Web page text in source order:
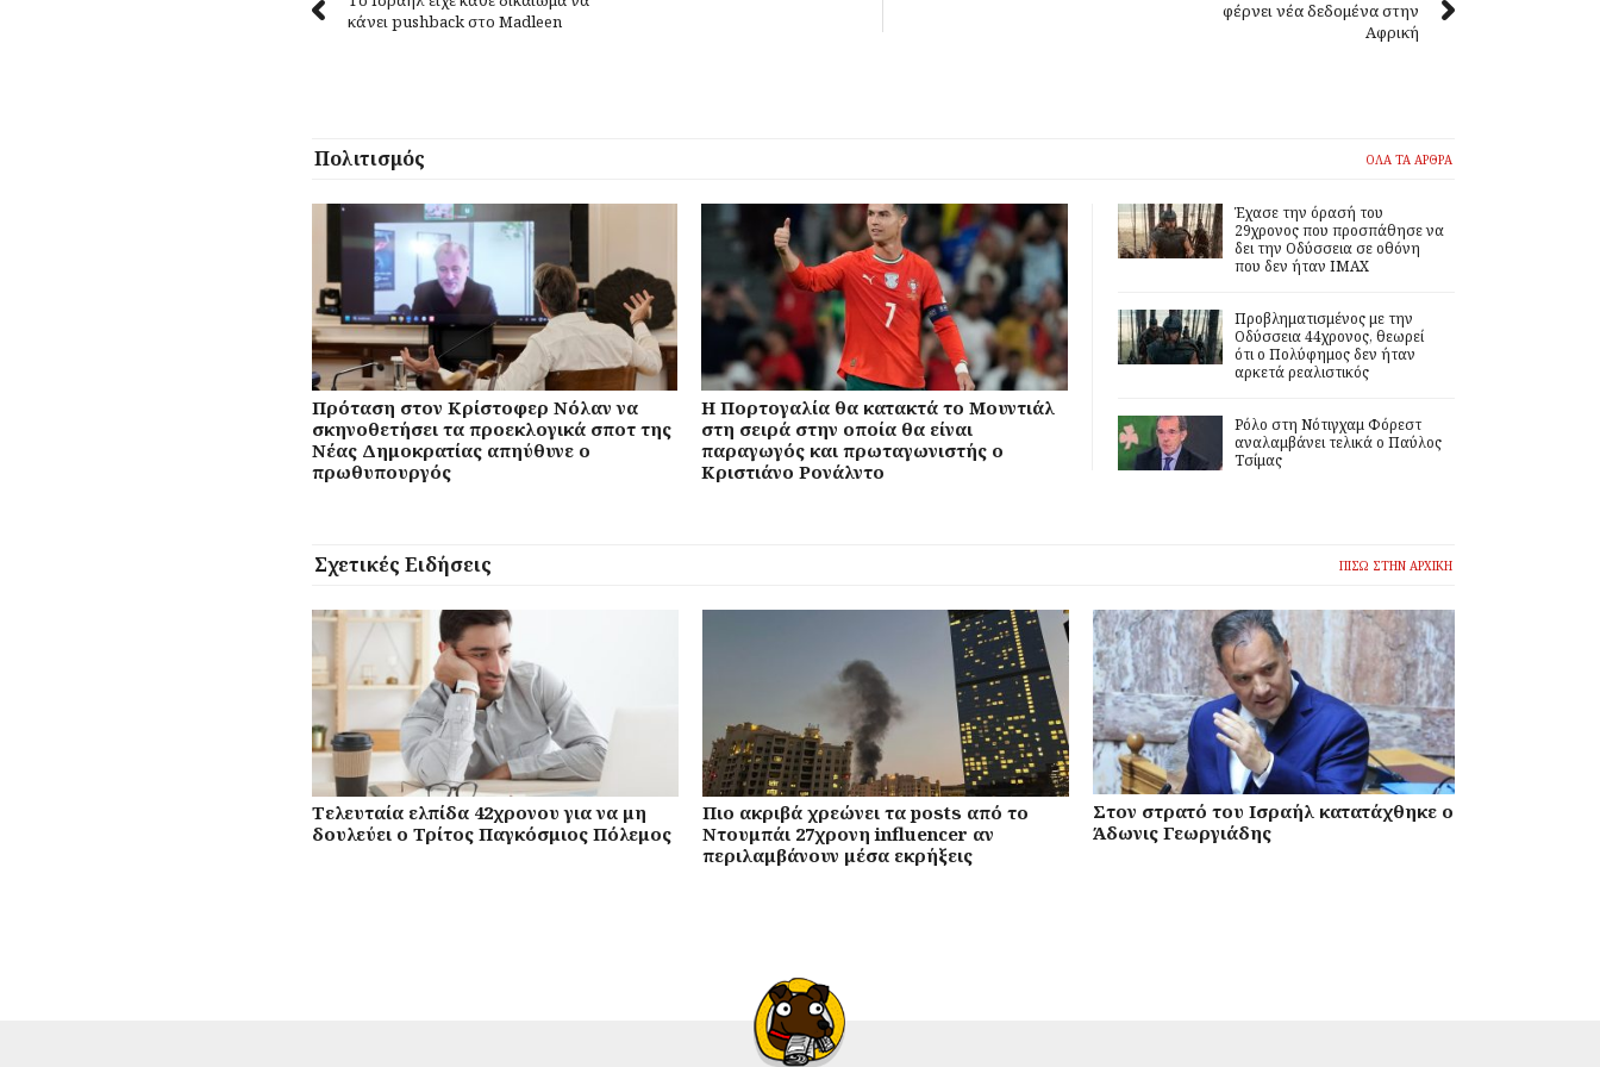
κάνει pushback στο Madleen
φέρνει νέα δεδομένα στην
Αφρική
Πολιτισμός ΟΛΑ ΤΑ ΑΡΘΡΑ
Πρόταση στον Κρίστοφερ Νόλαν να
σκηνοθετήσει τα προεκλογικά σποτ της
Νέας Δημοκρατίας απηύθυνε ο
πρωθυπουργός
Η Πορτογαλία θα κατακτά το Μουντιάλ
στη σειρά στην οποία θα είναι
παραγωγός και πρωταγωνιστής ο
Κριστιάνο Ρονάλντο
Έχασε την όρασή του
29χρονος που προσπάθησε να
δει την Οδύσσεια σε οθόνη
που δεν ήταν IMAX
Προβληματισμένος με την
Οδύσσεια 44χρονος, θεωρεί
ότι ο Πολύφημος δεν ήταν
αρκετά ρεαλιστικός
Ρόλο στη Νότιγχαμ Φόρεστ
αναλαμβάνει τελικά ο Παύλος
Τσίμας
Σχετικές Ειδήσεις ΠΙΣΩ ΣΤΗΝ ΑΡΧΙΚΗ
Τελευταία ελπίδα 42χρονου για να μη
δουλεύει ο Τρίτος Παγκόσμιος Πόλεμος
Πιο ακριβά χρεώνει τα posts από το
Ντουμπάι 27χρονη influencer αν
περιλαμβάνουν μέσα εκρήξεις
Στον στρατό του Ισραήλ κατατάχθηκε ο
Άδωνις Γεωργιάδης